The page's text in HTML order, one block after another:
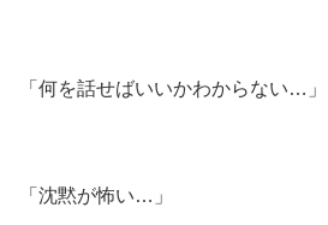
「何を話せばいいかわからない…」
「沈黙が怖い…」